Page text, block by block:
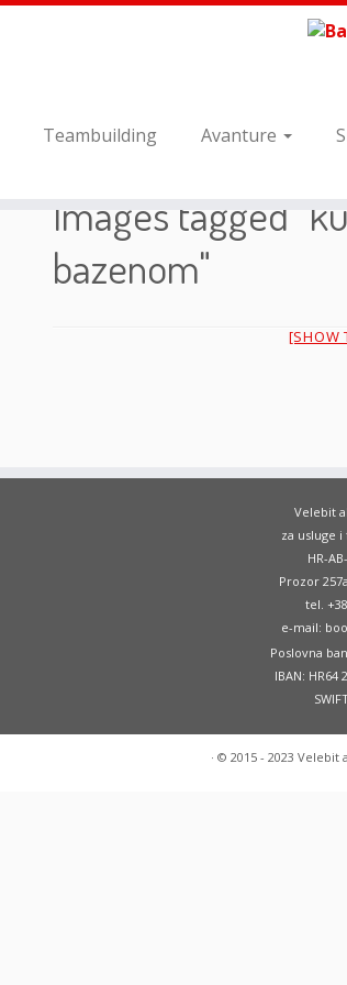
Teambuilding Avanture
Images tagged
bazenom"
[SHOW
Velebit
za usluge
HR-
Prozor
tel.
e-mail:
Poslovna
IBAN: HR64
· © 2015 - 2023 Velebit